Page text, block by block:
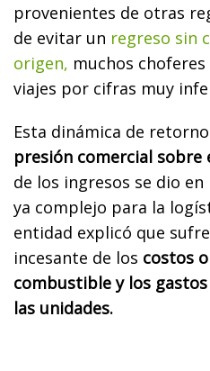
provenientes de otras
de evitar un regreso sin
origen, muchos
viajes por cifras muy
Esta dinámica de
presión comercial sobre
de los ingresos se dio
ya complejo para la
entidad explicó que
incesante de los costos
combustible y los
las unidades.